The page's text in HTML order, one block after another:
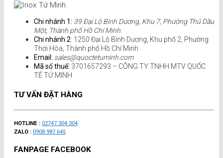
Chi nhánh 1: 39 Đại Lộ Bình Dương, Khu 7, Phường Thủ Dầu
Một, Thành phố Hồ Chí Minh.
Chi nhánh 2: 1250 Đại Lộ Bình Dương, Khu phố 2, Phường
Thới Hòa, Thành phố Hồ Chí Minh
Email: sales@quoctetuminh.com
Mã số thuế: 3701657293 – CÔNG TY TNHH MTV QUỐC
TẾ TỨ MINH
TƯ VẤN ĐẶT HÀNG
HOTLINE : 02747.304.304
ZALO : 0908.987.645
FANPAGE FACEBOOK